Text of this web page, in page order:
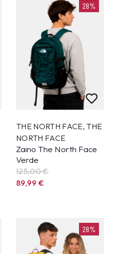
28%
THE NORTH FACE, THE
NORTH FACE
Zaino The North Face
Verde
125,00 €
89,99€
28%